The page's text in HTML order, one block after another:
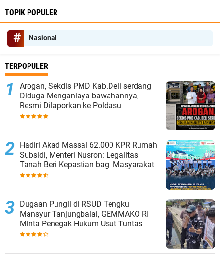
TOPIK POPULER
Nasional
TERPOPULER
‎Arogan, Sekdis PMD Kab.Deli serdang
Diduga Menganiaya bawahannya,
Resmi Dilaporkan ke Poldasu
Hadiri Akad Massal 62.000 KPR Rumah
Subsidi, Menteri Nusron: Legalitas
Tanah Beri Kepastian bagi Masyarakat
Dugaan Pungli di RSUD Tengku
Mansyur Tanjungbalai, GEMMAKO RI
Minta Penegak Hukum Usut Tuntas